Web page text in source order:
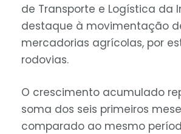
de Transporte e Logística da
destaque à movimentação
mercadorias agrícolas, por
rodovias.
O crescimento acumulado
soma dos seis primeiros
comparado ao mesmo